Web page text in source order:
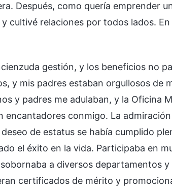
Después, como quería emprender
cultivé relaciones por todos lados.
gestión, y los beneficios no
y mis padres estaban orgullosos de
y padres me adulaban, y la Oficina
encantadores conmigo. La
de estatus se había cumplido
el éxito en la vida. Participaba en
a diversos departamentos y
certificados de mérito y